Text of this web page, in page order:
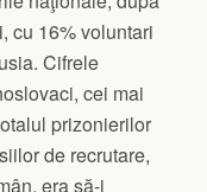
cu 16% voluntari
Cifrele
cei mai
prizonierilor
de recrutare,
era să-i